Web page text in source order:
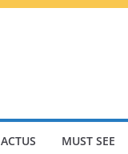
ACTUS MUST SEE